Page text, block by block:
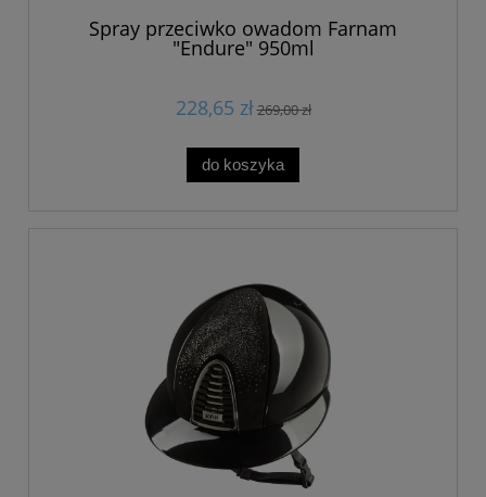
Spray przeciwko owadom Farnam
"Endure" 950ml
228,65 zł269,00 zł
do koszyka